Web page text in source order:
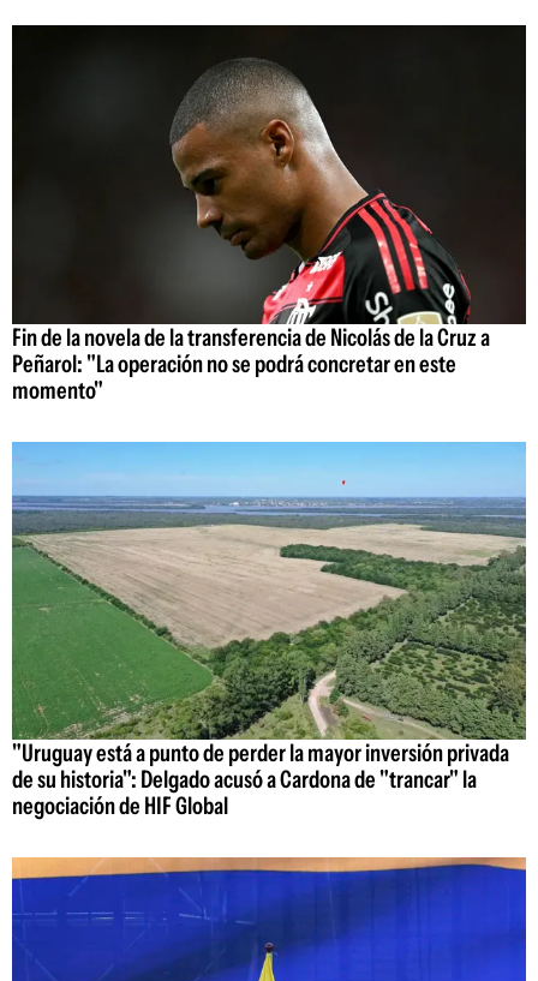
Fin de la novela de la transferencia de Nicolás de la Cruz a
Peñarol: "La operación no se podrá concretar en este
momento"
"Uruguay está a punto de perder la mayor inversión privada
de su historia": Delgado acusó a Cardona de "trancar" la
negociación de HIF Global